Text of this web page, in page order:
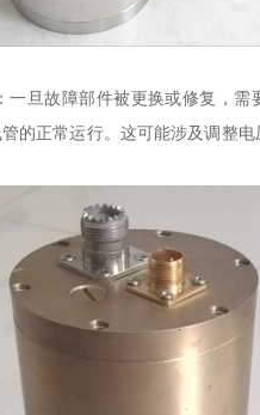
一旦故障部件被更换或修复，需
的正常运行。这可能涉及调整